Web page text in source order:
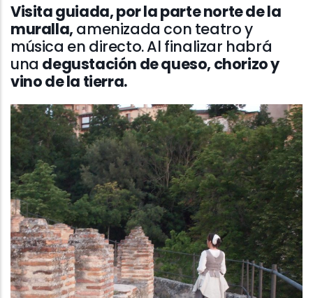
Visita guiada, por la parte norte de la
muralla, amenizada con teatro y
música en directo. Al finalizar habrá
una degustación de queso, chorizo y
vino de la tierra.